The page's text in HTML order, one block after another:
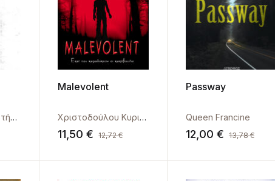
Καραγιάννης Σωτήρης
Malevolent
Χριστοδούλου Κυριάκος
11,50€ 12,72€
Passway
Queen Francine
12,00 € 13,78€